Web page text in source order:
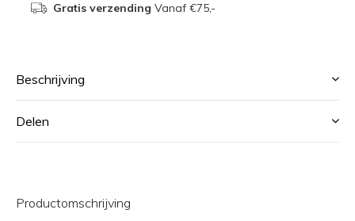
Gratis verzending Vanaf €75,-
Beschrijving
Delen
Productomschrijving